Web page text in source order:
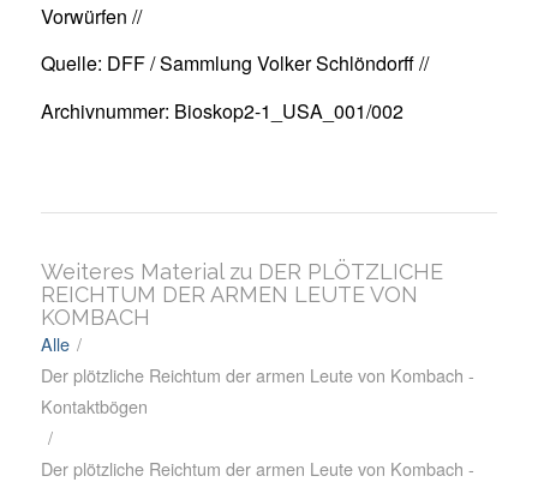
Vorwürfen //
Quelle: DFF / Sammlung Volker Schlöndorff //
Archivnummer: Bioskop2-1_USA_001/002
Weiteres Material zu DER PLÖTZLICHE
REICHTUM DER ARMEN LEUTE VON
KOMBACH
Alle /
Der plötzliche Reichtum der armen Leute von Kombach -
Kontaktbögen
/
Der plötzliche Reichtum der armen Leute von Kombach -